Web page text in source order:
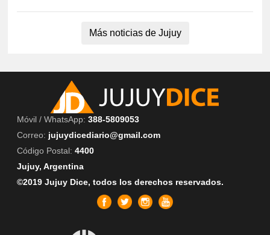
Más noticias de Jujuy
Móvil / WhatsApp: 388-5809053
Correo: jujuydicediario@gmail.com
Código Postal: 4400
Jujuy, Argentina
©2019 Jujuy Dice, todos los derechos reservados.